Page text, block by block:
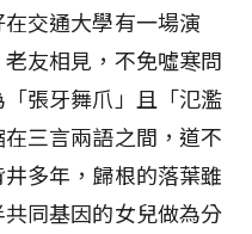
交通大學有一場演
友相見，不免噓寒問
張牙舞爪」且「氾濫
三言兩語之間，道不
多年，歸根的落葉雖
同基因的女兒做為分